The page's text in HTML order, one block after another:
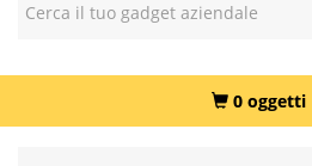
0 oggetti